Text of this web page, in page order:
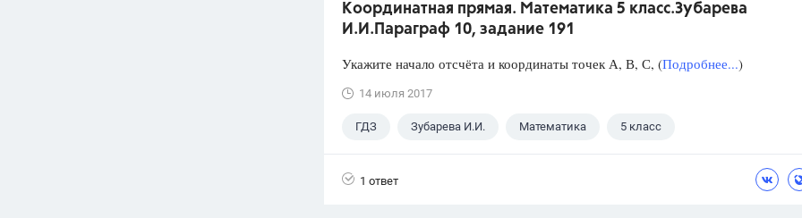
Координатная прямая. Математика 5 класс.Зубарева
И.И.Параграф 10, задание 191
Укажите начало отсчёта и координаты точек А, В, С, (Подробнее...)
14 июля 2017
ГДЗ Зубарева И.И. Математика 5 класс
1 ответ